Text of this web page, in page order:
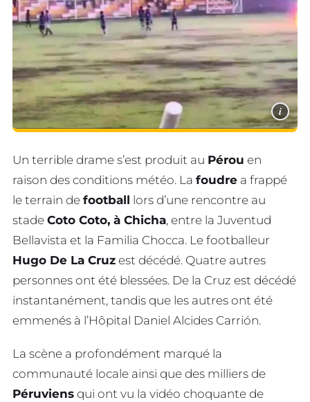
i
Un terrible drame s’est produit au Pérou en
raison des conditions météo. La foudre a frappé
le terrain de football lors d’une rencontre au
stade Coto Coto, à Chicha, entre la Juventud
Bellavista et la Familia Chocca. Le footballeur
Hugo De La Cruz est décédé. Quatre autres
personnes ont été blessées. De la Cruz est décédé
instantanément, tandis que les autres ont été
emmenés à l’Hôpital Daniel Alcides Carrión.
La scène a profondément marqué la
communauté locale ainsi que des milliers de
Péruviens qui ont vu la vidéo choquante de